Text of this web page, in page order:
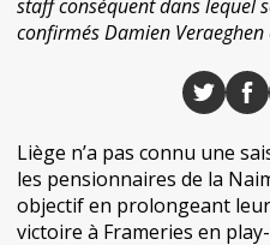
staff conséquent dans lequel
confirmés Damien
Liège n’a pas connu une
les pensionnaires de la
objectif en prolongeant
victoire à Frameries en